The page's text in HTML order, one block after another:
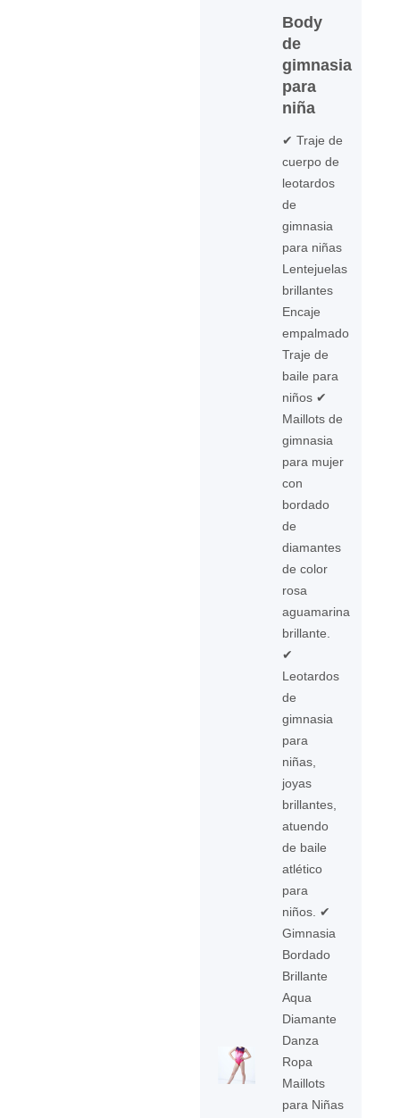
Body
de
gimnasia
para
niña
✔ Traje de
cuerpo de
leotardos
de
gimnasia
para niñas
Lentejuelas
brillantes
Encaje
empalmado
Traje de
baile para
niños ✔
Maillots de
gimnasia
para mujer
con
bordado
de
diamantes
de color
rosa
aguamarina
brillante.
✔
Leotardos
de
gimnasia
para
niñas,
joyas
brillantes,
atuendo
de baile
atlético
para
niños. ✔
Gimnasia
Bordado
Brillante
Aqua
Diamante
Danza
Ropa
Maillots
para Niñas